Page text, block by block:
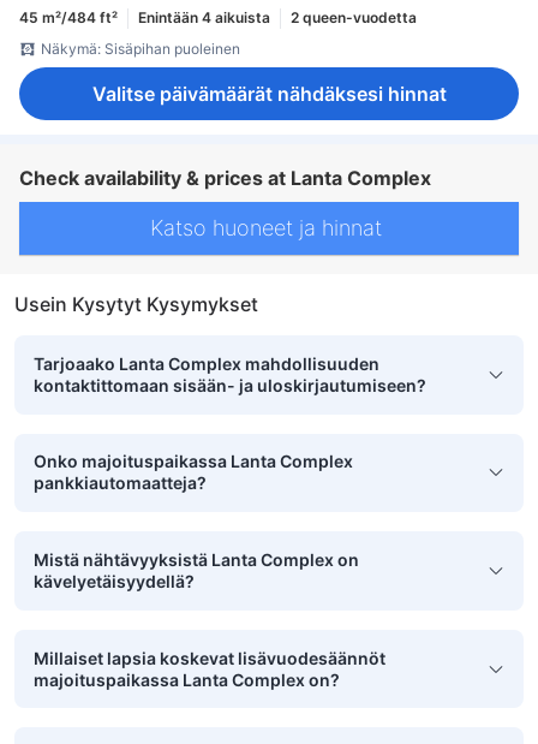
45 m²/484 ft² Enintään 4 aikuista
2 queen-vuodetta
Näkymä: Sisäpihan puoleinen
Valitse päivämäärät nähdäksesi hinnat
Check availability & prices at Lanta Complex
Katso huoneet ja hinnat
Usein Kysytyt Kysymykset
Tarjoaako Lanta Complex mahdollisuuden
kontaktittomaan sisään- ja uloskirjautumiseen?
Onko majoituspaikassa Lanta Complex
pankkiautomaatteja?
Mistä nähtävyyksistä Lanta Complex on
kävelyetäisyydellä?
Millaiset lapsia koskevat lisävuodesäännöt
majoituspaikassa Lanta Complex on?